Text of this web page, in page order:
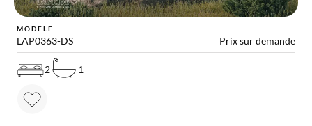
MODÈLE
LAP0363-DS Prix sur demande
2 1